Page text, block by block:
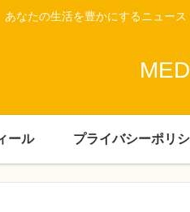
あなたの生活を豊かにするニュー
ール プライバシーポリ